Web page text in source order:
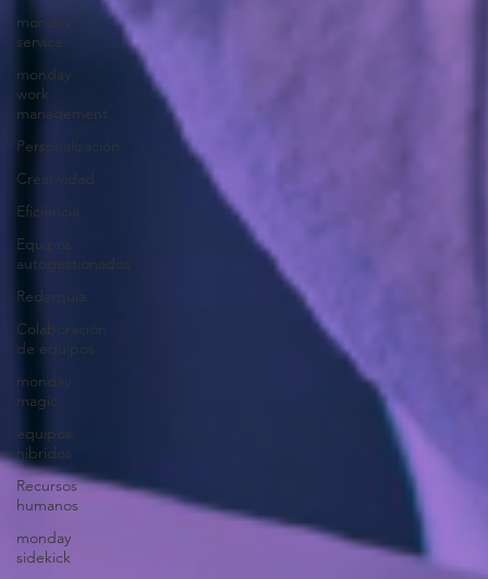
monday
service
monday
work
management
Personalización
Creatividad
Eficiencia
Equipos
autogestionados
Redarquía
Colaboración
de equipos
monday
magic
equipos
hibridos
Recursos
humanos
monday
sidekick